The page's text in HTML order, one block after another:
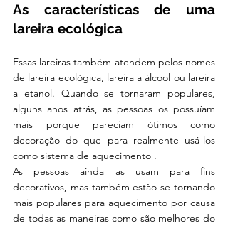
As características de uma
lareira ecológica
Essas lareiras também atendem pelos nomes
de lareira ecológica, lareira a álcool ou lareira
a etanol. Quando se tornaram populares,
alguns anos atrás, as pessoas os possuíam
mais porque pareciam ótimos como
decoração do que para realmente usá-los
como sistema de aquecimento .
As pessoas ainda as usam para fins
decorativos, mas também estão se tornando
mais populares para aquecimento por causa
de todas as maneiras como são melhores do